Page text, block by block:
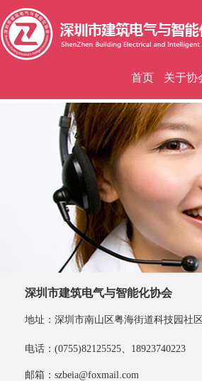
首页 关于协
深圳市建筑电气与智能化协会
地址：深圳市南山区粤海街道科技园社
电话：(0755)82125525、18923740223
邮箱：szbeia@foxmail.com